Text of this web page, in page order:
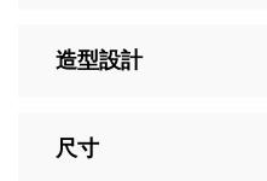
造型設計
尺寸